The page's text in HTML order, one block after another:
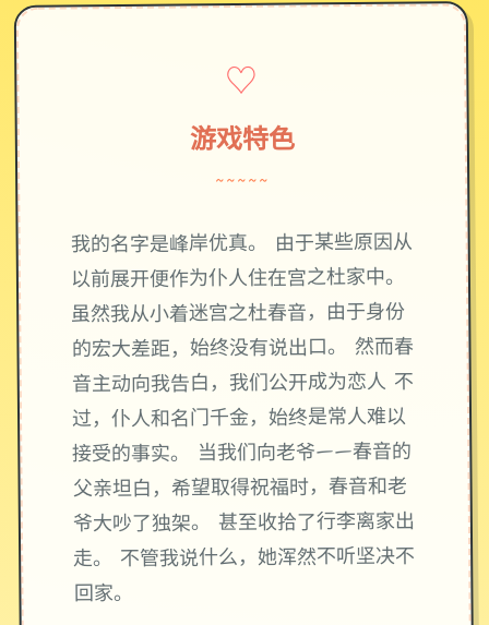
♡
游戏特色
~~~~~
我的名字是峰岸优真。 由于某些原因从
以前展开便作为仆人住在宫之杜家中。
虽然我从小着迷宫之杜春音，由于身份
的宏大差距，始终没有说出口。 然而春
音主动向我告白，我们公开成为恋人 不
过，仆人和名门千金，始终是常人难以
接受的事实。 当我们向老爷——春音的
父亲坦白，希望取得祝福时，春音和老
爷大吵了独架。 甚至收拾了行李离家出
走。 不管我说什么，她浑然不听坚决不
回家。